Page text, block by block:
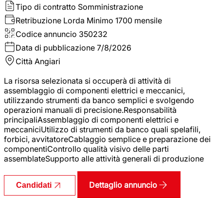
Tipo di contratto Somministrazione
Retribuzione Lorda Minimo 1700 mensile
Codice annuncio 350232
Data di pubblicazione 7/8/2026
Città Angiari
La risorsa selezionata si occuperà di attività di
assemblaggio di componenti elettrici e meccanici,
utilizzando strumenti da banco semplici e svolgendo
operazioni manuali di precisione.Responsabilità
principaliAssemblaggio di componenti elettrici e
meccaniciUtilizzo di strumenti da banco quali spelafili,
forbici, avvitatoreCablaggio semplice e preparazione dei
componentiControllo qualità visivo delle parti
assemblateSupporto alle attività generali di produzione
Candidati Dettaglio annuncio